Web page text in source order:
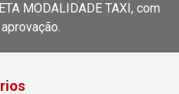
MODALIDADE TAXI, com